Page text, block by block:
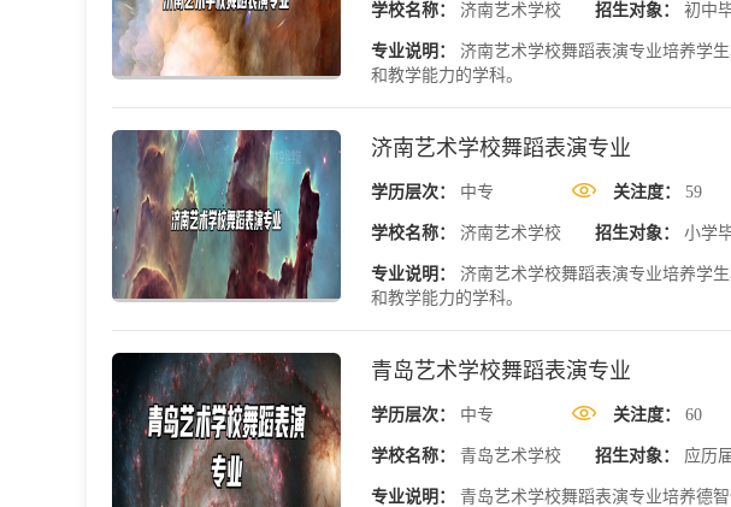
学校名称： 济南艺术学校 招生对象： 初中
专业说明：
济南艺术学校舞蹈表演专业培养学
和教学能力的学科。
济南艺术学校舞蹈表演专业
学历层次： 中专 关注度： 59
学校名称： 济南艺术学校 招生对象： 小学
专业说明：
济南艺术学校舞蹈表演专业培养学
和教学能力的学科。
青岛艺术学校舞蹈表演专业
学历层次： 中专 关注度： 60
学校名称： 青岛艺术学校 招生对象： 应历
专业说明：
青岛艺术学校舞蹈表演专业培养德